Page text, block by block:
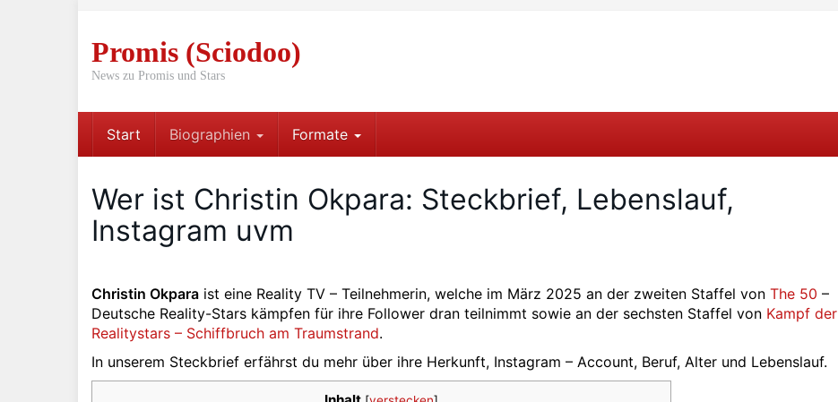
Promis (Sciodoo)
News zu Promis und Stars
Start Biographien Formate
Wer ist Christin Okpara: Steckbrief, Lebenslauf,
Instagram uvm
Christin Okpara ist eine Reality TV – Teilnehmerin, welche im März 2025 an der zweiten Staffel von The 50 –
Deutsche Reality-Stars kämpfen für ihre Follower dran teilnimmt sowie an der sechsten Staffel von Kampf der
Realitystars – Schiffbruch am Traumstrand.
In unserem Steckbrief erfährst du mehr über ihre Herkunft, Instagram – Account, Beruf, Alter und Lebenslauf.